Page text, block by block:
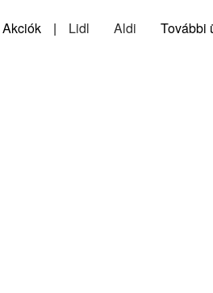
Akciók | Lidl Aldi További